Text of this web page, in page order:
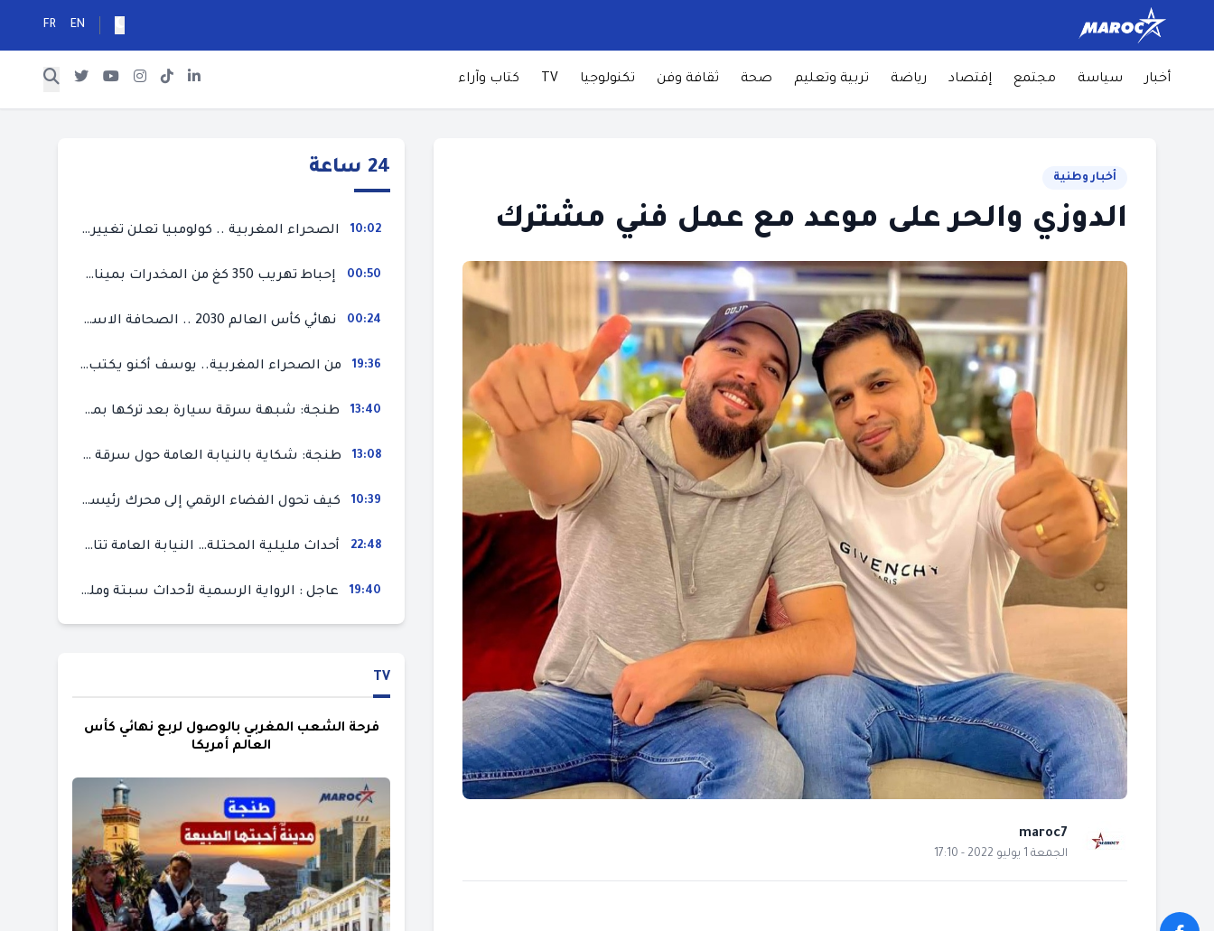
EN
FR
أخبار سياسة مجتمع إقتصاد رياضة تربية وتعليم صحة ثقافة وفن تكنولوجيا TV كتاب وآراء
أخبار وطنية
الدوزي والحر على موعد مع عمل فني مشترك
maroc7
الجمعة 1 يوليو 2022 - 17:10
24 ساعة
10:02 الصحراء المغربية .. كولومبيا تعلن تغييرا في موقفها وتعترف بسيادة المغرب على صحرائه
00:50 إحباط تهريب 350 كغ من المخدرات بميناء طنجة المتوسط
00:24 نهائي كأس العالم 2030 .. الصحافة الاسبانية قلقة من حسم الملف لصالح المغرب و”تتهم رئيس الفيفا”
19:36 من الصحراء المغربية.. يوسف أكنو يكتب عن أزمة سبتة المحتلة ويؤكد ان الهجرة السرية ليست حلا وبناء الوطن هو الخيار الأفضل
13:40 طنجة: شبهة سرقة سيارة بعد تركها بمحل ميكانيك للإصلاح
13:08 طنجة: شكاية بالنيابة العامة حول سرقة سيارة تركها صاحبها بمحل ميكانيك للإصلاح
10:39 كيف تحول الفضاء الرقمي إلى محرك رئيسي لأحداث الهجرة في سبتة؟
22:48 أحداث مليلية المحتلة… النيابة العامة تتابع 50 متورطا في محاولة اقتحام السياح الحدودي بتهم ثقيلة
19:40 عاجل : الرواية الرسمية لأحداث سبتة ومليلية المحتلتين (وزارة الداخلية)
TV
فرحة الشعب المغربي بالوصول لربع نهائي كأس
العالم أمريكا